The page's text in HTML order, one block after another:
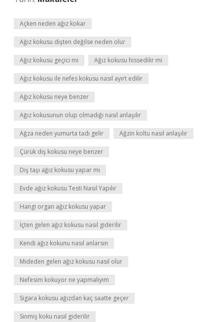
Açken neden ağız kokar
Ağız kokusu dişten değilse neden olur
Ağız kokusu geçici mi Ağız kokusu hissedilir mi
Ağız kokusu ile nefes kokusu nasıl ayırt edilir
Ağız kokusu neye benzer
Ağız kokusunun olup olmadığı nasıl anlaşılır
Ağza neden yumurta tadı gelir Ağzin koltu nasıl anlaşılır
Çürük diş kokusu neye benzer
Diş taşı ağız kokusu yapar mı
Evde ağız kokusu Testi Nasıl Yapılır
Hangi organ ağız kokusu yapar
İçten gelen ağız kokusu nasıl giderilir
Kendi ağız kokunu nasıl anlarsın
Mideden gelen ağız kokusu nasıl olur
Nefesim kokuyor ne yapmalıyım
Sigara kokusu ağızdan kaç saatte geçer
Sinmiş koku nasıl giderilir